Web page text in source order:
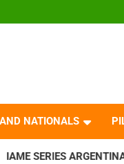
NATIONALS
ARGENTINA: Horarios